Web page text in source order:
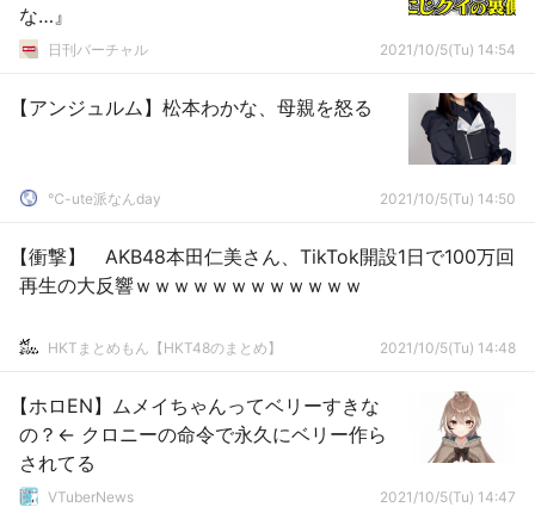
な…』
日刊バーチャル 2021/10/5(Tu) 14:54
【アンジュルム】松本わかな、母親を怒る
℃-ute派なんday 2021/10/5(Tu) 14:50
【衝撃】 AKB48本田仁美さん、TikTok開設1日で100万回
再生の大反響ｗｗｗｗｗｗｗｗｗｗｗｗ
HKTまとめもん【HKT48のまとめ】 2021/10/5(Tu) 14:48
【ホロEN】ムメイちゃんってベリーすきな
の？← クロニーの命令で永久にベリー作ら
されてる
VTuberNews 2021/10/5(Tu) 14:47